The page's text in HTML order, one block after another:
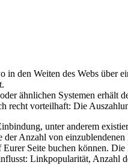
in den Weiten des Webs über
ähnlichen Systemen erhält
recht vorteilhaft: Die
unter anderem
der Anzahl von
Eurer Seite buchen können.
Linkpopularität, Anzahl